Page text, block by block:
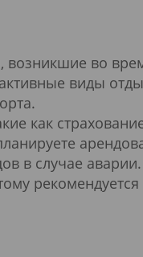
во
виды
как
в случае аварии.